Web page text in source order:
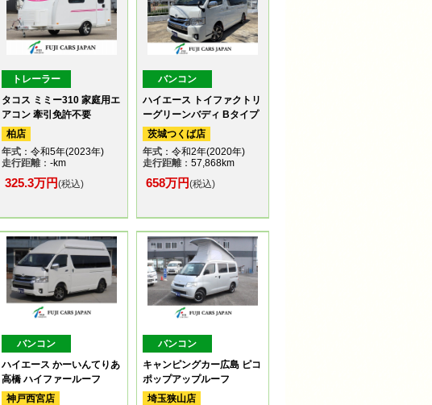
トレーラー
タコス ミミー310 家庭用エ
アコン 牽引免許不要
柏店
年式：令和5年(2023年)
走行距離：-km
325.3万円(税込)
バンコン
ハイエース トイファクトリ
ーグリーンバディ Bタイプ
茨城つくば店
年式：令和2年(2020年)
走行距離：57,868km
658万円(税込)
バンコン
ハイエース かーいんてりあ
高橋 ハイファールーフ
神戸西宮店
バンコン
キャンピングカー広島 ピコ
ポップアップルーフ
埼玉狭山店